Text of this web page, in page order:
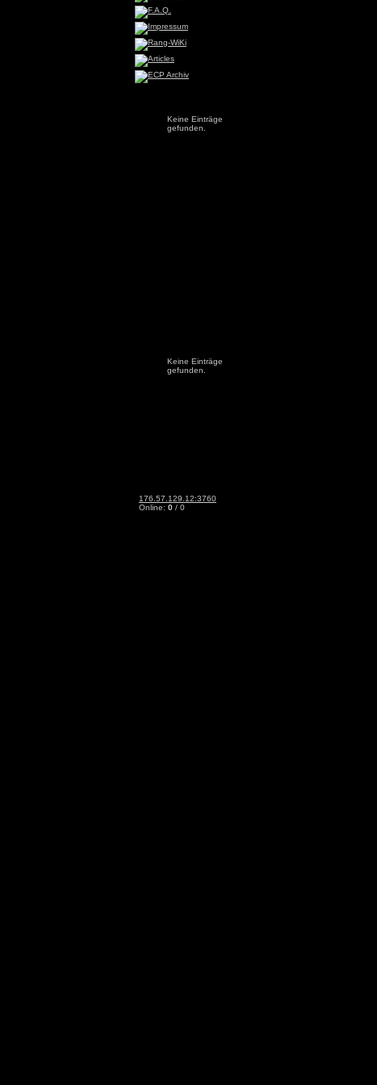
Keine Einträge
gefunden.
Keine Einträge
gefunden.
176.57.129.12:3760
Online: 0 / 0